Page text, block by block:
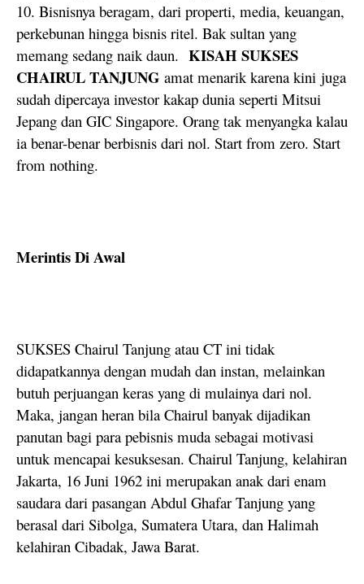
10. Bisnisnya beragam, dari properti, media, keuangan,
perkebunan hingga bisnis ritel. Bak sultan yang
memang sedang naik daun. KISAH SUKSES
CHAIRUL TANJUNG amat menarik karena kini juga
sudah dipercaya investor kakap dunia seperti Mitsui
Jepang dan GIC Singapore. Orang tak menyangka kalau
ia benar-benar berbisnis dari nol. Start from zero. Start
from nothing.
Merintis Di Awal
SUKSES Chairul Tanjung atau CT ini tidak
didapatkannya dengan mudah dan instan, melainkan
butuh perjuangan keras yang di mulainya dari nol.
Maka, jangan heran bila Chairul banyak dijadikan
panutan bagi para pebisnis muda sebagai motivasi
untuk mencapai kesuksesan. Chairul Tanjung, kelahiran
Jakarta, 16 Juni 1962 ini merupakan anak dari enam
saudara dari pasangan Abdul Ghafar Tanjung yang
berasal dari Sibolga, Sumatera Utara, dan Halimah
kelahiran Cibadak, Jawa Barat.